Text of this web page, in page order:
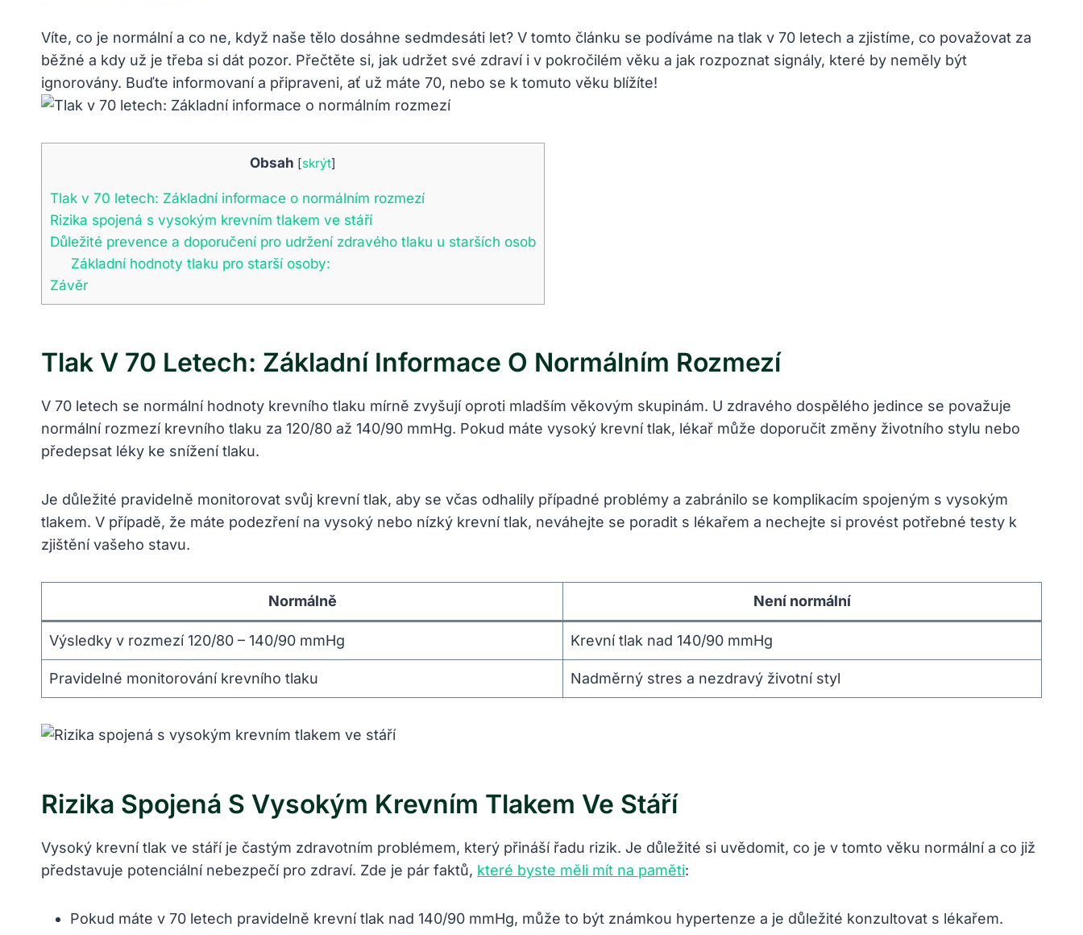
Víte, co je normální a co ne, když naše tělo dosáhne sedmdesáti let? V tomto článku se podíváme na tlak v 70 letech a zjistíme, co považovat za
běžné a kdy už je třeba si dát pozor. Přečtěte si, jak udržet své zdraví i v pokročilém věku a jak rozpoznat signály, které by neměly být
ignorovány. Buďte informovaní a připraveni, ať už máte 70, nebo se k tomuto věku blížíte!
Obsah [skrýt]
Tlak v 70 letech: Základní informace o normálním rozmezí
Rizika spojená s vysokým krevním tlakem ve stáří
Důležité prevence a doporučení pro udržení zdravého tlaku u starších osob
Základní hodnoty tlaku pro starší osoby:
Závěr
Tlak V 70 Letech: Základní Informace O Normálním Rozmezí
V 70 letech se normální hodnoty krevního tlaku mírně zvyšují oproti mladším věkovým skupinám. U zdravého dospělého jedince se považuje
normální rozmezí krevního tlaku za 120/80 až 140/90 mmHg. Pokud máte vysoký krevní tlak, lékař může doporučit změny životního stylu nebo
předepsat léky ke snížení tlaku.
Je důležité pravidelně monitorovat svůj krevní tlak, aby se včas odhalily případné problémy a zabránilo se komplikacím spojeným s vysokým
tlakem. V případě, že máte podezření na vysoký nebo nízký krevní tlak, neváhejte se poradit s lékařem a nechejte si provést potřebné testy k
zjištění vašeho stavu.
Normálně Není normální
Výsledky v rozmezí 120/80 – 140/90 mmHg Krevní tlak nad 140/90 mmHg
Pravidelné monitorování krevního tlaku Nadměrný stres a nezdravý životní styl
Rizika Spojená S Vysokým Krevním Tlakem Ve Stáří
Vysoký krevní tlak ve stáří je častým zdravotním problémem, který přináší řadu rizik. Je důležité si uvědomit, co je v tomto věku normální a co již
představuje potenciální nebezpečí pro zdraví. Zde je pár faktů, které byste měli mít na paměti:
Pokud máte v 70 letech pravidelně krevní tlak nad 140/90 mmHg, může to být známkou hypertenze a je důležité konzultovat s lékařem.